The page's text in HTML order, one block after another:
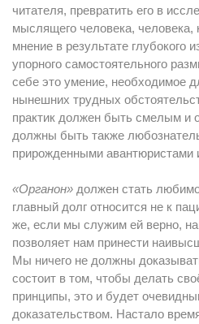
читателя, превратить его в
мыслящего человека, человека,
мнение в результате глубокого
упорного самостоятельного
себе это умение, необходимое
нынешних трудных
практик должен быть смелым и
должны быть также
прирожденными авантюристами
«Органон» должен стать
главный долг относится не к
же, если мы служим ей верно,
позволяет нам принести
Мы ничего не должны
состоит в том, чтобы делать
принципы, это и будет
доказательством. Настало